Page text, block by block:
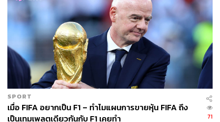
SCB WEALTH
ศูนย์ข้อมูลที่ให้คำแนะนำ วิเคราะห์เจาะลึก
ด้านการลงทุนที่ครอบคลุมทุกผลิตภัณฑ์
ทางการเงินทั้งในและต่างประเทศ โดยบริษัท
หลักทรัพย์ ไทยพาณิชย์ จำกัด หรือ SCBS หา
ข้อมูลการลงทุนเพิ่มเติมได้ที่
res.scbsonline.com
SPORT
เมื่อ FIFA อยากเป็น F1 – ทำไมแผนการขายหุ้น FIFA ถึง
เป็นเทมเพลตเดียวกันกับ F1 เคยทำ
71